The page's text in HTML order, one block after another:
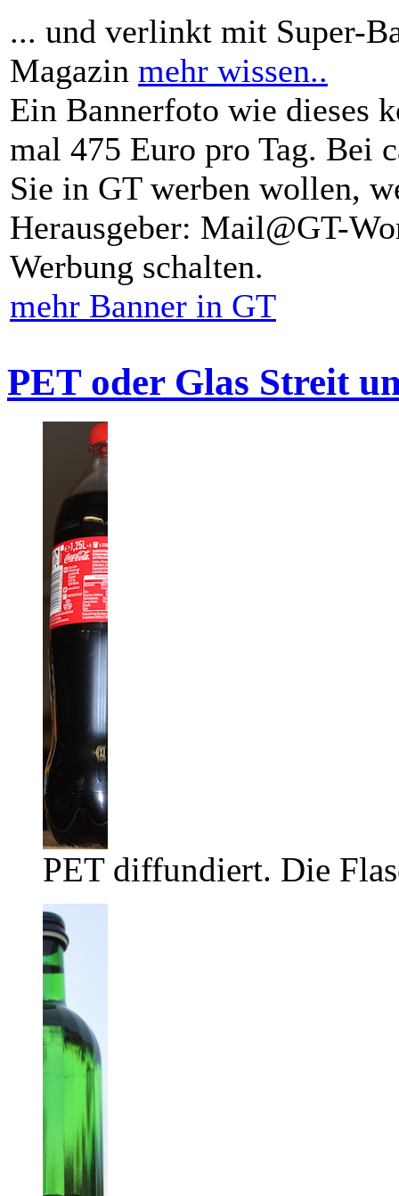
... und verlinkt mit Super-
Magazin mehr wissen..
Ein Bannerfoto wie dieses
mal 475 Euro pro Tag. Bei
Sie in GT werben wollen,
Herausgeber: Mail@GT-
Werbung schalten.
mehr Banner in GT
PET oder Glas Streit
PET diffundiert. Die